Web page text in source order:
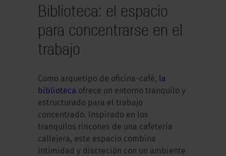
Biblioteca: el espacio
para concentrarse en el
trabajo
Como arquetipo de oficina-café, la
biblioteca ofrece un entorno tranquilo y
estructurado para el trabajo
concentrado. Inspirado en los
tranquilos rincones de una cafetería
callejera, este espacio combina
intimidad y discreción con un ambiente